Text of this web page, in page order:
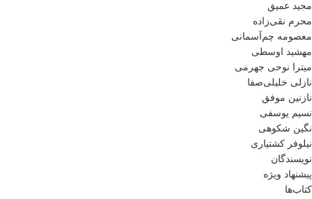
مجید عمیق
محرم نقی‌زاده
معصومه چم‌آسمانی
مهشید اوسطی
میترا نوحی جهرمی
نازلی خلیلی‌صفا
نازنین موفق
نسیم یوسفی
نگین شکوهی
نیلوفر کشتیاری
نویسندگان
پیشنهاد ویژه
کتاب‌ها